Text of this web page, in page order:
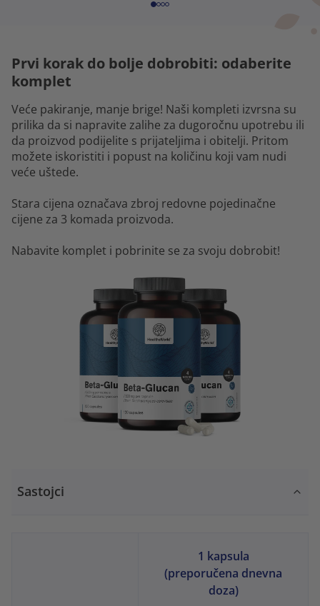
Prvi korak do bolje dobrobiti: odaberite
komplet
Veće pakiranje, manje brige! Naši kompleti izvrsna su
prilika da si napravite zalihe za dugoročnu upotrebu ili
da proizvod podijelite s prijateljima i obitelji. Pritom
možete iskoristiti i popust na količinu koji vam nudi
veće uštede.
Stara cijena označava zbroj redovne pojedinačne
cijene za 3 komada proizvoda.
Nabavite komplet i pobrinite se za svoju dobrobit!
Sastojci
1 kapsula
(preporučena dnevna
doza)